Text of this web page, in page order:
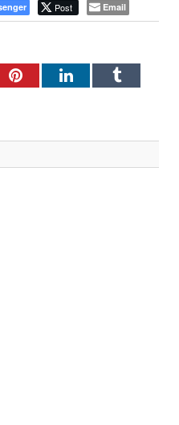
Post Email
PinterestLinkedInTumblr